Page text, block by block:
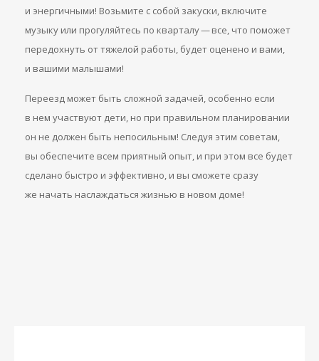
и энергичными! Возьмите с собой закуски, включите
музыку или прогуляйтесь по кварталу — все, что поможет
передохнуть от тяжелой работы, будет оценено и вами,
и вашими малышами!
Переезд может быть сложной задачей, особенно если
в нем участвуют дети, но при правильном планировании
он не должен быть непосильным! Следуя этим советам,
вы обеспечите всем приятный опыт, и при этом все будет
сделано быстро и эффективно, и вы сможете сразу
же начать наслаждаться жизнью в новом доме!